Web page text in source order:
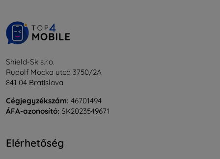
Shield-Sk s.r.o.
Rudolf Mocka utca 3750/2A
841 04 Bratislava
Cégjegyzékszám: 46701494
ÁFA-azonosító: SK2023549671
Elérhetőség